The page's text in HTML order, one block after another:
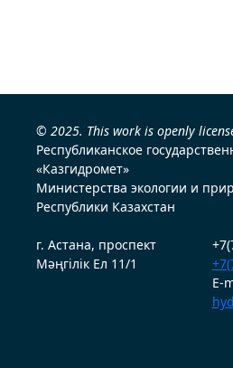
© 2025. This work is openly
Республиканское
«Казгидромет»
Министерства экологии и
Республики Казахстан
г. Астана, проспект
Мәңгілік Ел 11/1
E-